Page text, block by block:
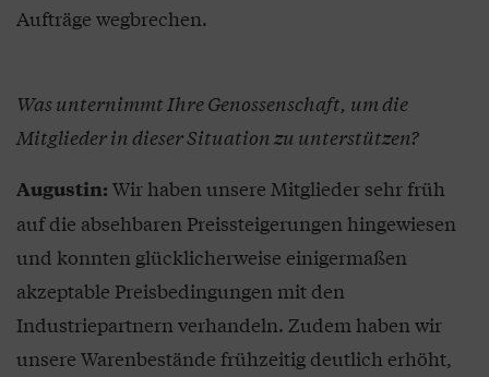
Aufträge wegbrechen.
Was unternimmt Ihre Genossenschaft, um die
Mitglieder in dieser Situation zu unterstützen?
Augustin: Wir haben unsere Mitglieder sehr früh
auf die absehbaren Preissteigerungen hingewiesen
und konnten glücklicherweise einigermaßen
akzeptable Preisbedingungen mit den
Industriepartnern verhandeln. Zudem haben wir
unsere Warenbestände frühzeitig deutlich erhöht,